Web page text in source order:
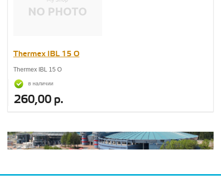
Thermex IBL 15 O
Thermex IBL 15 O
в наличии
260,00 р.